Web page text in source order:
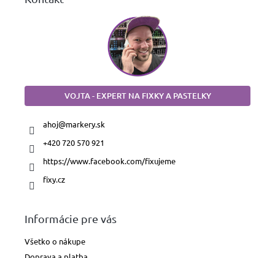
VOJTA - EXPERT NA FIXKY A PASTELKY
ahoj@markery.sk
+420 720 570 921
https://www.facebook.com/fixujeme
fixy.cz
Informácie pre vás
Všetko o nákupe